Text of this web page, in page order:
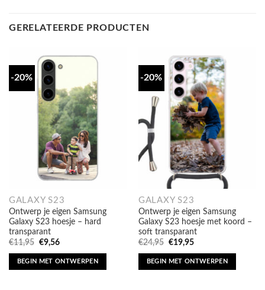
Ontwerp je eigen Samsung
Galaxy S23 hoesje – hard
transparant
€11,95
Oorspronkelijke
prijs
was:
€9,56
Huidige
is:
BEGIN MET ONTWERPEN
GALAXY S23
Ontwerp je eigen Samsung
Galaxy S23 hoesje met koord –
soft transparant
€ 24,95
Oorspronkelijke
prijs
was:
€19,95 Huidige
prijs
is:
BEGIN MET ONTWERPEN